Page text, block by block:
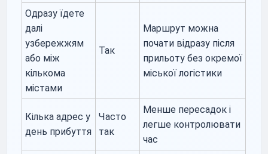
Одразу їдете
далі
узбережжям
або між
кількома
містами
Так
Маршрут можна
почати відразу після
прильоту без окремої
міської логістики
Кілька адрес у
день прибуття
Часто
так
Менше пересадок і
легше контролювати
час